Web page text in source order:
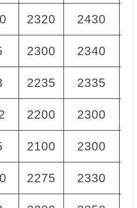
2320 2430
2300 2340
2235 2335
2200 2300
2100 2300
2275 2330